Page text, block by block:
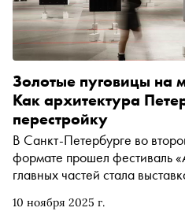
10 ноября 2025 г.
Золотые пуговицы на
Как архитектура
перестройку
В Санкт-Петербурге во
формате прошел фестиваль
главных частей стала
Санкт-Петербурга 1980-